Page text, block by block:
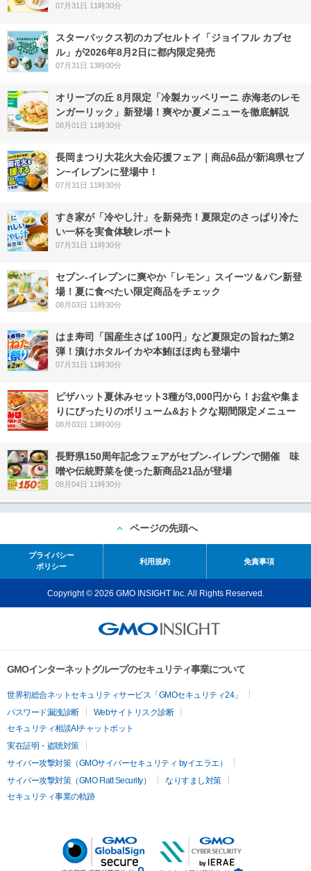
07月31日 11時30分
スターバックス初のカプセルトイ「ジョイフル カプセ
ル」が2026年8月2日に都内限定発売
07月31日 13時00分
オリーブの丘 8月限定「冷製カッペリーニ 赤海老のレモ
ンガーリック」新登場！爽やか夏メニューを徹底解説
08月01日 11時30分
長岡まつり大花火大会応援フェア｜商品6品が新潟県セブ
ン−イレブンに登場中！
07月31日 11時30分
すき家が「冷やし汁」を新発売！夏限定のさっぱり冷た
い一杯を実食体験レポート
07月31日 11時30分
セブン‐イレブンに爽やか「レモン」スイーツ＆パン新登
場！夏に食べたい限定商品をチェック
08月03日 11時30分
はま寿司「国産生さば 100円」など夏限定の旨ねた第2
弾！漬けホタルイカや本鮪ほほ肉も登場中
07月31日 11時30分
ピザハット夏休みセット3種が3,000円から！お盆や集ま
りにぴったりのボリューム&おトクな期間限定メニュー
08月03日 13時00分
長野県150周年記念フェアがセブン-イレブンで開催 味
噌や伝統野菜を使った新商品21品が登場
08月04日 11時30分
ページの先頭へ
プライバシー
ポリシー
利用規約 免責事項
Copyright © 2026 GMO INSIGHT Inc. All Rights Reserved.
GMOインターネットグループのセキュリティ事業について
世界初総合ネットセキュリティサービス「GMOセキュリティ24」
パスワード漏洩診断
Webサイトリスク診断
セキュリティ相談AIチャットボット
実在証明・盗聴対策
サイバー攻撃対策（GMOサイバーセキュリティ byイエラエ）
サイバー攻撃対策（GMO Flatt Security）
なりすまし対策
セキュリティ事業の軌跡